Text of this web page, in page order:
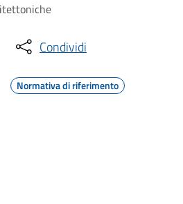
Condividi
Normativa di riferimento